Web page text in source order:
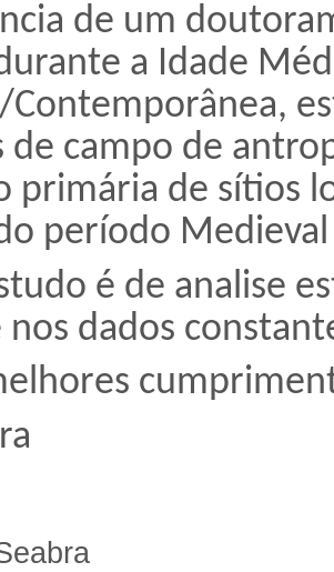
de um
a Idade
de campo de
primária de sítios
período
é de analise
nos dados